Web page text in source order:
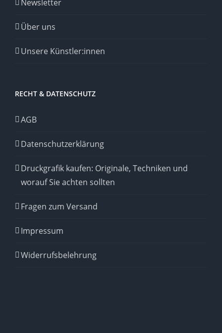
Newsletter
Über uns
Unsere Künstler:innen
RECHT & DATENSCHUTZ
AGB
Datenschutzerklärung
Druckgrafik kaufen: Originale, Techniken und
worauf Sie achten sollten
Fragen zum Versand
Impressum
Widerrufsbelehrung